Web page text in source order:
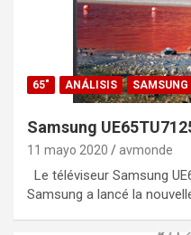
65" ANÁLISIS SAMSUNG
Samsung
11 mayo 2020 avmonde
Le téléviseur Samsung
Samsung a lancé la